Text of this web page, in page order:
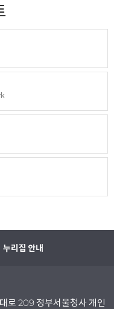
누리집 안내
로 209 정부서울청사 개인